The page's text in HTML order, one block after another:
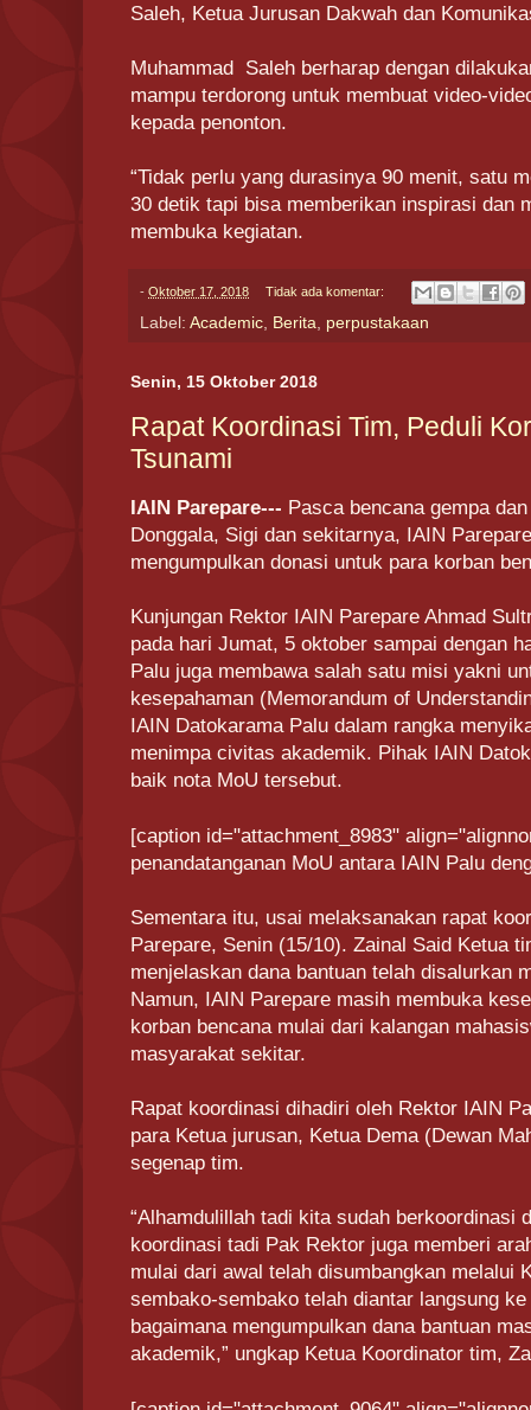
Saleh, Ketua Jurusan Dakwah dan
Muhammad Saleh berharap dengan
mampu terdorong untuk membuat video-
kepada penonton.
“Tidak perlu yang durasinya 90 menit, satu
30 detik tapi bisa memberikan inspirasi dan
membuka kegiatan.
- Oktober 17, 2018 Tidak ada komentar:
Label: Academic, Berita, perpustakaan
Senin, 15 Oktober 2018
Rapat Koordinasi Tim, Peduli
Tsunami
IAIN Parepare--- Pasca bencana gempa
Donggala, Sigi dan sekitarnya, IAIN
mengumpulkan donasi untuk para korban
Kunjungan Rektor IAIN Parepare Ahmad
pada hari Jumat, 5 oktober sampai dengan
Palu juga membawa salah satu misi yakni
kesepahaman (Memorandum of
IAIN Datokarama Palu dalam rangka
menimpa civitas akademik. Pihak IAIN
baik nota MoU tersebut.
[caption id="attachment_8983"
penandatanganan MoU antara IAIN Palu
Sementara itu, usai melaksanakan rapat
Parepare, Senin (15/10). Zainal Said Ketua
menjelaskan dana bantuan telah disalurkan
Namun, IAIN Parepare masih membuka
korban bencana mulai dari kalangan
masyarakat sekitar.
Rapat koordinasi dihadiri oleh Rektor IAIN
para Ketua jurusan, Ketua Dema (Dewan
segenap tim.
“Alhamdulillah tadi kita sudah berkoordinasi
koordinasi tadi Pak Rektor juga memberi
mulai dari awal telah disumbangkan melalui
sembako-sembako telah diantar langsung
bagaimana mengumpulkan dana bantuan
akademik,” ungkap Ketua Koordinator tim,